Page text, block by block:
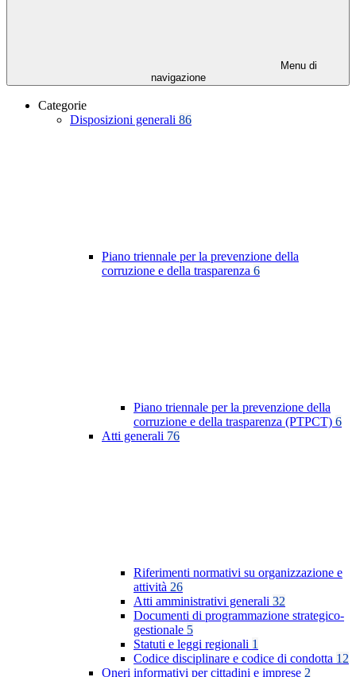
Menu di
navigazione
Categorie
Disposizioni generali 86
Piano triennale per la prevenzione della
corruzione e della trasparenza 6
Piano triennale per la prevenzione della
corruzione e della trasparenza (PTPCT) 6
Atti generali 76
Riferimenti normativi su organizzazione e
attività 26
Atti amministrativi generali 32
Documenti di programmazione strategico-
gestionale 5
Statuti e leggi regionali 1
Codice disciplinare e codice di condotta 12
Oneri informativi per cittadini e imprese 2